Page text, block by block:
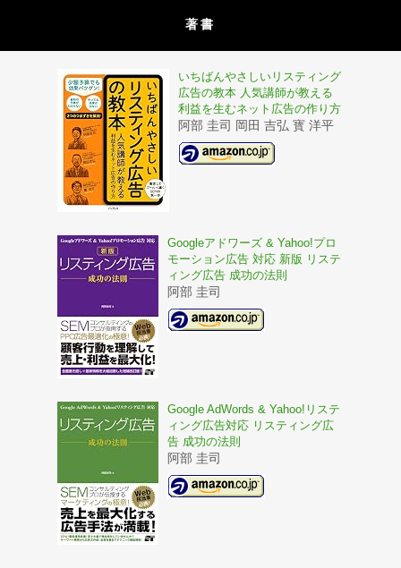
著書
いちばんやさしいリスティング
広告の教本 人気講師が教える
利益を生むネット広告の作り方
阿部 圭司 岡田 吉弘 寳 洋平
Googleアドワーズ & Yahoo!プロ
モーション広告 対応 新版 リステ
ィング広告 成功の法則
阿部 圭司
Google AdWords & Yahoo!リステ
ィング広告対応 リスティング広
告 成功の法則
阿部 圭司